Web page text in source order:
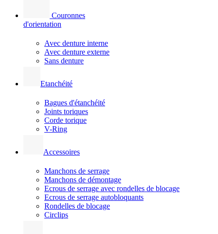
Couronnes
d'orientation
Avec denture interne
Avec denture externe
Sans denture
Etanchéité
Bagues d'étanchéité
Joints toriques
Corde torique
V-Ring
Accessoires
Manchons de serrage
Manchons de démontage
Ecrous de serrage avec rondelles de blocage
Ecrous de serrage autobloquants
Rondelles de blocage
Circlips